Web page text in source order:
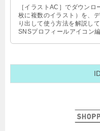
［イラストAC］でダウンロ
枚に複数のイラスト）を、
り出して使う方法を解説し
SNSプロフィールアイコン編